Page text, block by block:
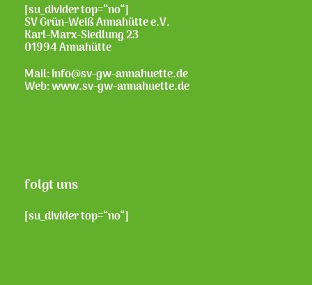
[su_divider top=“no“]
SV Grün-Weiß Annahütte e.V.
Karl-Marx-Siedlung 23
01994 Annahütte
Mail: info@sv-gw-annahuette.de
Web:www.sv-gw-annahuette.de
folgt uns
[su_divider top=“no“]